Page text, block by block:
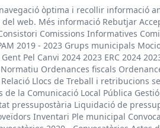
òptima i recollir informació
web. Més informació Rebutjar
Comissions Informatives
2019 - 2023 Grups municipals
Pel Canvi 2024 2023 ERC 2024
Ordenances fiscals
Llocs de Treball i retribucions
la Comunicació Local Pública
pressupostària Liquidació de
Inventari Ple municipal